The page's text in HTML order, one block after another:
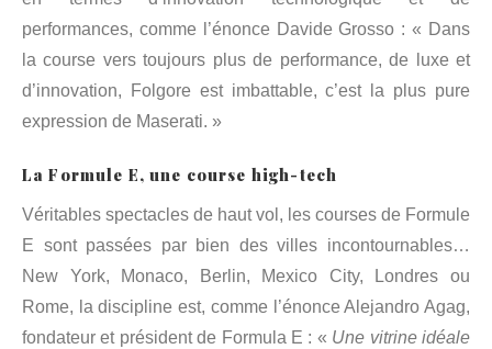
performances, comme l’énonce Davide Grosso : « Dans
la course vers toujours plus de performance, de luxe et
d’innovation, Folgore est imbattable, c’est la plus pure
expression de Maserati. »
La Formule E, une course high-tech
Véritables spectacles de haut vol, les courses de Formule
E sont passées par bien des villes incontournables…
New York, Monaco, Berlin, Mexico City, Londres ou
Rome, la discipline est, comme l’énonce Alejandro Agag,
fondateur et président de Formula E : « Une vitrine idéale